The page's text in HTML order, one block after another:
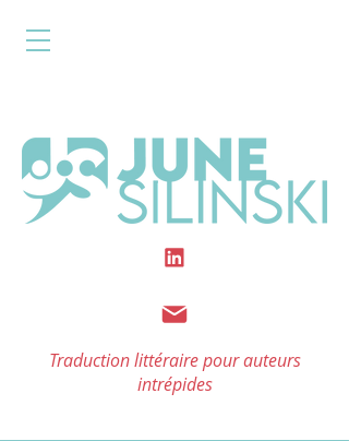
Traduction littéraire pour auteurs
intrépides